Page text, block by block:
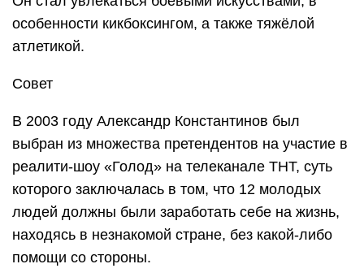
особенности кикбоксингом, а также тяжёлой
атлетикой.
Совет
В 2003 году Александр Константинов был
выбран из множества претендентов на участие в
реалити-шоу «Голод» на телеканале ТНТ, суть
которого заключалась в том, что 12 молодых
людей должны были заработать себе на жизнь,
находясь в незнакомой стране, без какой-либо
помощи со стороны.